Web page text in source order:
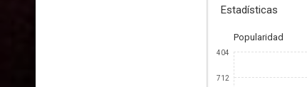
Estadísticas
Popularidad
404
712